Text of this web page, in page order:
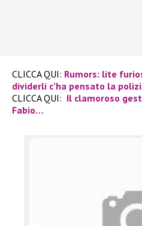
CLICCA QUI: Rumors: lite
dividerli c’ha pensato la
CLICCA QUI: Il clamoroso
Fabio…